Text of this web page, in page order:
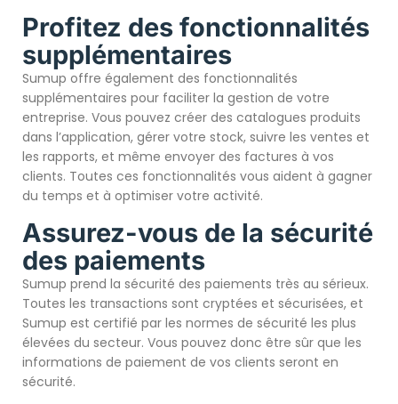
Profitez des fonctionnalités
supplémentaires
Sumup offre également des fonctionnalités
supplémentaires pour faciliter la gestion de votre
entreprise. Vous pouvez créer des catalogues produits
dans l’application, gérer votre stock, suivre les ventes et
les rapports, et même envoyer des factures à vos
clients. Toutes ces fonctionnalités vous aident à gagner
du temps et à optimiser votre activité.
Assurez-vous de la sécurité
des paiements
Sumup prend la sécurité des paiements très au sérieux.
Toutes les transactions sont cryptées et sécurisées, et
Sumup est certifié par les normes de sécurité les plus
élevées du secteur. Vous pouvez donc être sûr que les
informations de paiement de vos clients seront en
sécurité.